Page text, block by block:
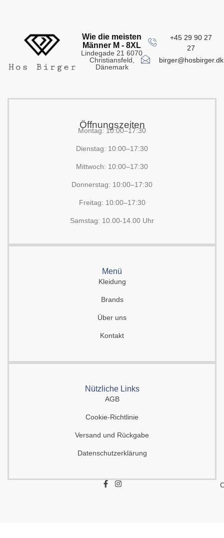
Wie die meisten
Männer M - 8XL
Lindegade 21 6070
Christiansfeld,
Dänemark
+45 29 90 27
27
birger@hosbirger.dk
Öffnungszeiten
Montag: 10:00–17:30
Dienstag: 10:00–17:30
Mittwoch: 10:00–17:30
Donnerstag: 10:00–17:30
Freitag: 10:00–17:30
Samstag: 10.00-14.00 Uhr
Menü
Kleidung
Brands
Über uns
Kontakt
Nützliche Links
AGB
Cookie-Richtlinie
Versand und Rückgabe
Datenschutzerklärung
F
I